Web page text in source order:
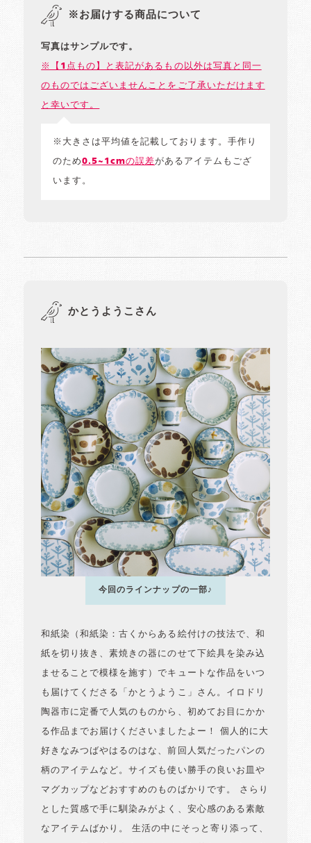
※お届けする商品について
写真はサンプルです。
※【1点もの】と表記があるもの以外は写真と同一
のものではございませんことをご了承いただけます
と幸いです。
※大きさは平均値を記載しております。手作り
のため0.5~1cmの誤差があるアイテムもござ
います。
かとうようこさん
今回のラインナップの一部♪
和紙染（和紙染：古くからある絵付けの技法で、和
紙を切り抜き、素焼きの器にのせて下絵具を染み込
ませることで模様を施す）でキュートな作品をいつ
も届けてくださる「かとうようこ」さん。イロドリ
陶器市に定番で人気のものから、初めてお目にかか
る作品までお届けくださいましたよー！ 個人的に大
好きなみつばやはるのはな、前回人気だったパンの
柄のアイテムなど。サイズも使い勝手の良いお皿や
マグカップなどおすすめのものばかりです。 さらり
とした質感で手に馴染みがよく、安心感のある素敵
なアイテムばかり。 生活の中にそっと寄り添って、